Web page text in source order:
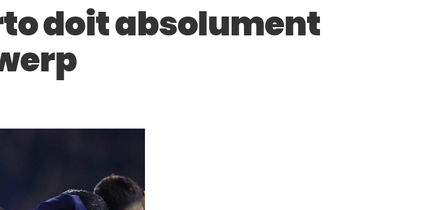
doit absolument